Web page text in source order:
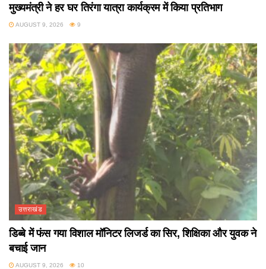
मुख्यमंत्री ने हर घर तिरंगा यात्रा कार्यक्रम में किया प्रतिभाग
AUGUST 9, 2026 9
उत्तराखंड
डिब्बे में फंस गया विशाल मॉनिटर लिजर्ड का सिर, शिक्षिका और युवक ने
बचाई जान
AUGUST 9, 2026 10